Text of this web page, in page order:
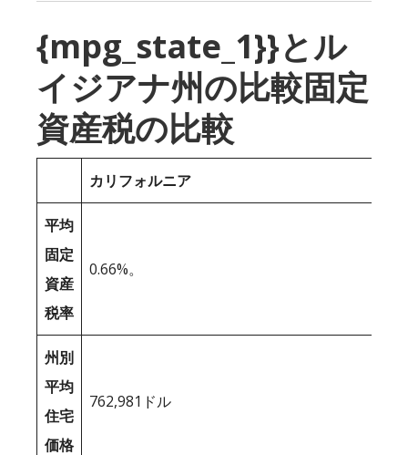
{mpg_state_1}}とル
イジアナ州の比較固定
資産税の比較
カリフォルニア
平均
固定
資産
税率
0.66%。
州別
平均
住宅
価格
762,981ドル